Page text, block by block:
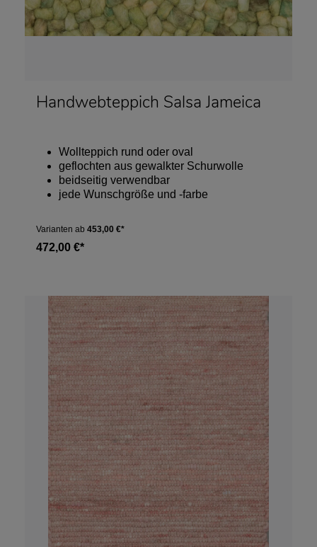
Handwebteppich Salsa Jameica
Wollteppich rund oder oval
geflochten aus gewalkter Schurwolle
beidseitig verwendbar
jede Wunschgröße und -farbe
Varianten ab 453,00 €*
472,00 €*